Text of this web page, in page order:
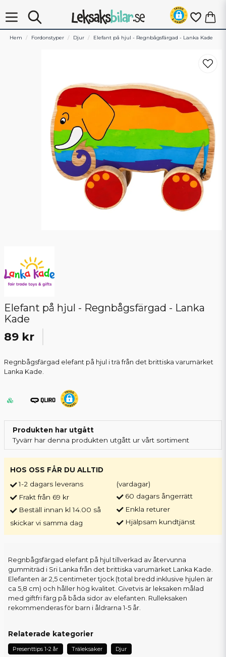
Hem Fordonstyper Djur Elefant på hjul - Regnbågsfärgad - Lanka Kade
Elefant på hjul - Regnbågsfärgad - Lanka
Kade
89 kr
Regnbågsfärgad elefant på hjul i trä från det brittiska varumärket
Lanka Kade.
Produkten har utgått
Tyvärr har denna produkten utgått ur vårt sortiment
HOS OSS FÅR DU ALLTID
1-2 dagars leverans
Frakt från 69 kr
Beställ innan kl 14.00 så
skickar vi samma dag
(vardagar)
60 dagars ångerrätt
Enkla returer
Hjälpsam kundtjänst
Regnbågsfärgad elefant på hjul tillverkad av återvunna
gummiträd i Sri Lanka från det brittiska varumärket Lanka Kade.
Elefanten är 2,5 centimeter tjock (total bredd inklusive hjulen är
ca 5,8 cm) och håller hög kvalitet. Givetvis är leksaken målad
med giftfri färg på båda sidor av elefanten. Rulleksaken
rekommenderas för barn i åldrarna 1-5 år.
Relaterade kategorier
Presenttips 1-2 år Träleksaker Djur